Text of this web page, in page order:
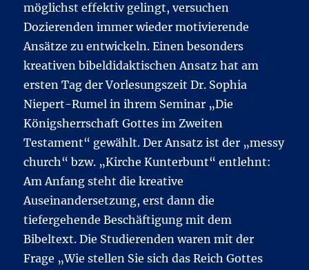
möglichst effektiv gelingt, versuchen
Dozierenden immer wieder motivierende
Ansätze zu entwickeln. Einen besonders
kreativen bibeldidaktischen Ansatz hat am
ersten Tag der Vorlesungszeit Dr. Sophia
Niepert-Rumel in ihrem Seminar „Die
Königsherrschaft Gottes im Zweiten
Testament“ gewählt. Der Ansatz ist der „messy
church“ bzw. „Kirche Kunterbunt“ entlehnt:
Am Anfang steht die kreative
Auseinandersetzung, erst dann die
tiefergehende Beschäftigung mit dem
Bibeltext. Die Studierenden waren mit der
Frage „Wie stellen Sie sich das Reich Gottes